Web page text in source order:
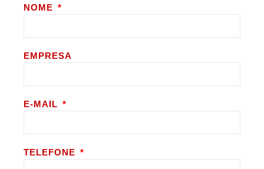
NOME
EMPRESA
E-MAIL
TELEFONE